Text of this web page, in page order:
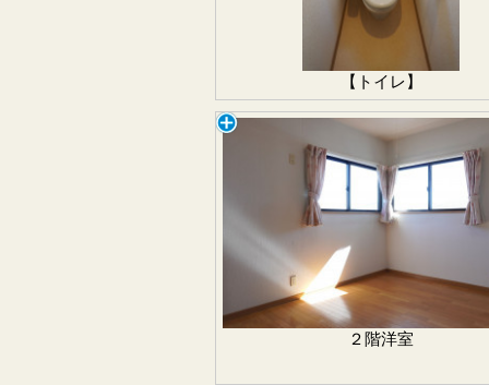
【トイレ】
２階洋室